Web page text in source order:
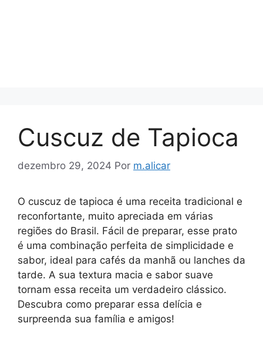
Cuscuz de Tapioca
dezembro 29, 2024 Por m.alicar
O cuscuz de tapioca é uma receita tradicional e
reconfortante, muito apreciada em várias
regiões do Brasil. Fácil de preparar, esse prato
é uma combinação perfeita de simplicidade e
sabor, ideal para cafés da manhã ou lanches da
tarde. A sua textura macia e sabor suave
tornam essa receita um verdadeiro clássico.
Descubra como preparar essa delícia e
surpreenda sua família e amigos!